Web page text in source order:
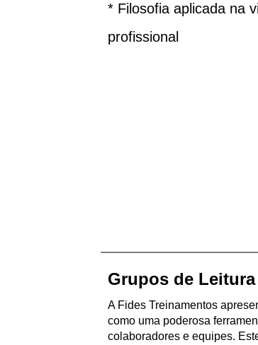
* Filosofia aplicada na
profissional
Grupos de
A Fides Treinamentos
como uma poderosa
colaboradores e equipes.